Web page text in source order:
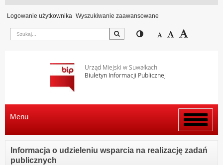
Logowanie użytkownika Wyszukiwanie zaawansowane
Szukaj Przełącz pomiędzy
Zmniejsz
Domyślny
Urząd Miejski w Suwałkach
Biuletyn Informacji Publicznej
Włącz
menu
Menu
Informacja o udzieleniu wsparcia na realizację zadań
publicznych